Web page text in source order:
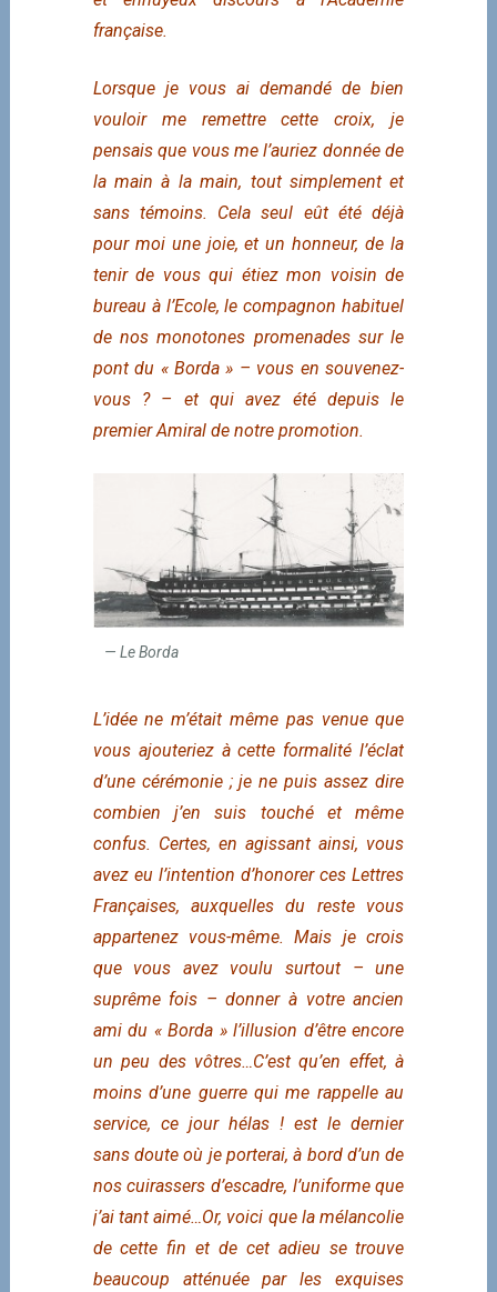
française.
Lorsque je vous ai demandé de bien
vouloir me remettre cette croix, je
pensais que vous me l’auriez donnée de
la main à la main, tout simplement et
sans témoins. Cela seul eût été déjà
pour moi une joie, et un honneur, de la
tenir de vous qui étiez mon voisin de
bureau à l’Ecole, le compagnon habituel
de nos monotones promenades sur le
pont du « Borda » – vous en souvenez-
vous ? – et qui avez été depuis le
premier Amiral de notre promotion.
Le Borda
L’idée ne m’était même pas venue que
vous ajouteriez à cette formalité l’éclat
d’une cérémonie ; je ne puis assez dire
combien j’en suis touché et même
confus. Certes, en agissant ainsi, vous
avez eu l’intention d’honorer ces Lettres
Françaises, auxquelles du reste vous
appartenez vous-même. Mais je crois
que vous avez voulu surtout – une
suprême fois – donner à votre ancien
ami du « Borda » l’illusion d’être encore
un peu des vôtres…C’est qu’en effet, à
moins d’une guerre qui me rappelle au
service, ce jour hélas ! est le dernier
sans doute où je porterai, à bord d’un de
nos cuirassers d’escadre, l’uniforme que
j’ai tant aimé…Or, voici que la mélancolie
de cette fin et de cet adieu se trouve
beaucoup atténuée par les exquises